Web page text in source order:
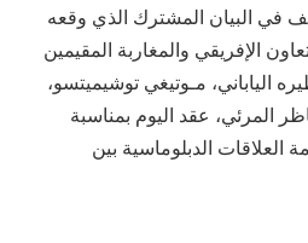
في البيان المشترك الذي وقعه
الإفريقي والمغاربة المقيمين
الياباني، مـوتيغي توشيميتسو،
المرئي، عقد اليوم بمناسبة
العلاقات الدبلوماسية بين